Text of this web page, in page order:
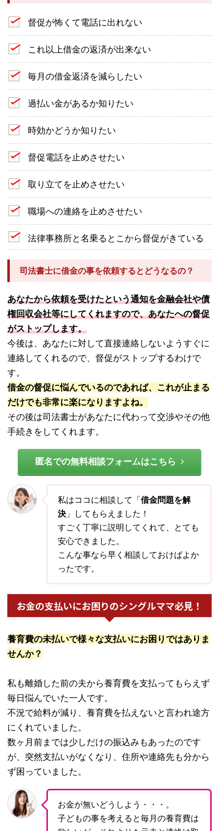
督促が怖くて電話に出れない
これ以上借金の返済が出来ない
毎月の借金返済を減らしたい
過払い金があるか知りたい
時効かどうか知りたい
督促電話を止めさせたい
取り立てを止めさせたい
職場への連絡を止めさせたい
法律事務所と名乗るとこから督促がきている
司法書士に借金の事を依頼するとどうなるの？
あなたから依頼を受けたという通知を金融会社や債
権回収会社等にしてくれますので、あなたへの督促
がストップします。
今後は、あなたに対して直接連絡しないようすぐに
連絡してくれるので、督促がストップするわけで
す。
借金の督促に悩んでいるのであれば、これが止まる
だけでも非常に楽になりますよね。
その後は司法書士があなたに代わって交渉やその他
手続きをしてくれます。
匿名での無料相談フォームはこちら
私はココに相談して「借金問題を解
決」してもらえました！
すごく丁寧に説明してくれて、とても
安心できました。
こんな事なら早く相談しておけばよか
ったです。
お金の支払いにお困りのシングルママ必見！
養育費の未払いで様々な支払いにお困りではありま
せんか？
私も離婚した前の夫から養育費を支払ってもらえず
毎日悩んでいた一人です。
不況で給料が減り、養育費を払えないと言われ途方
にくれていました。
数ヶ月前までは少しだけの振込みもあったのです
が、突然支払いがなくなり、住所や連絡先も分から
ず困っていました。
お金が無いどうしよう・・・。
子どもの事を考えると毎月の養育費は